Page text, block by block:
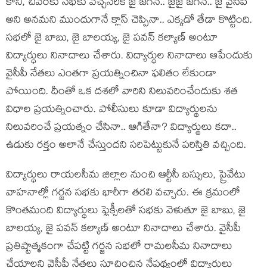
అని అనమ‌ని ముందుగానే క్లాస్ చెప్పినా.. ఎక్క‌డో తేడా కొట్టింది.
సభలో జై బాబు, జై బాలయ్య, జై పవన్ కల్యాణ్ అంటూ
విద్యార్ధులు నినాదాలు చేశారు. విద్యార్థుల నినాదాలు ఆపేందుకు
వైసీపీ నేతలు ఎంతగా ప్రయత్నించినా ఫలితం లేకుండా
పోయింది. దీంతో ఒక ద‌శ‌లో వారిని నిలువ‌రించేందుకు శ‌త
విధాల ప్ర‌య‌త్నించారు. పోలీసులు కూడా విద్యార్థుల‌ను
నిలువ‌రించే ప్ర‌య‌త్నం చేసినా.. ఆగితేనా? విద్యార్థులు క‌దా..
ఉడుకు ర‌క్తం అలానే చేస్తుంద‌ని స‌రిపెట్టుకునే ప‌రిస్తితి వ‌చ్చింది.
విద్యార్థులు రాయలసీమ జిల్లాల నుంచి ఆర్టీసీ బస్సులు, ప్రైవేటు
వాహనాల్లో గర్జన సభకు భారీగా తరలి వచ్చారు. ఈ క్రమంలో
కొంతమంది విద్యార్థులు ఫ్లెక్సీలతో సభకు వెళుతూ జై బాబు, జై
బాలయ్య, జై పవన్ కల్యాణ్ అంటూ నినాదాలు చేశారు. వైసీపీ
ప్రతిష్టాత్మకంగా చేపట్టి గర్జన సభలో రామలసీమ నినాదాలు